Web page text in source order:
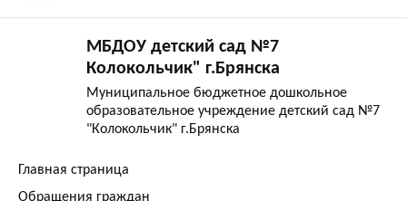
МБДОУ детский сад №7
Колокольчик" г.Брянска
Муниципальное бюджетное дошкольное
образовательное учреждение детский сад №7
"Колокольчик" г.Брянска
Главная страница
Обращения граждан